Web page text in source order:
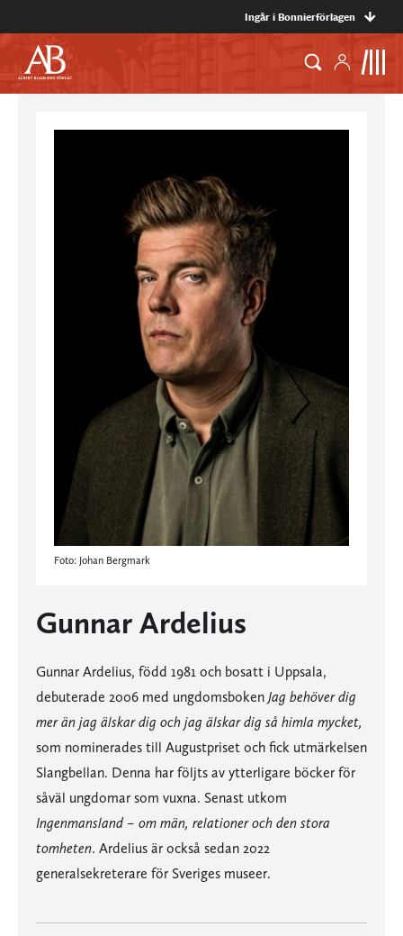
Ingår i Bonnierförlagen
Foto: Johan Bergmark
Gunnar Ardelius
Gunnar Ardelius, född 1981 och bosatt i Uppsala,
debuterade 2006 med ungdomsboken Jag behöver dig
mer än jag älskar dig och jag älskar dig så himla mycket,
som nominerades till Augustpriset och fick utmärkelsen
Slangbellan. Denna har följts av ytterligare böcker för
såväl ungdomar som vuxna. Senast utkom
Ingenmansland – om män, relationer och den stora
tomheten. Ardelius är också sedan 2022
generalsekreterare för Sveriges museer.